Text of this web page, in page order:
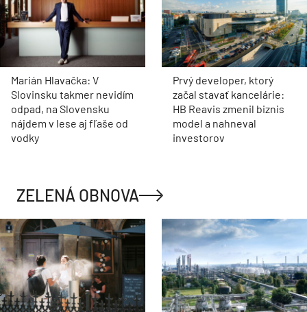
Marián Hlavačka: V
Slovinsku takmer nevidím
odpad, na Slovensku
nájdem v lese aj fľaše od
vodky
Prvý developer, ktorý
začal stavať kancelárie:
HB Reavis zmenil biznis
model a nahneval
investorov
ZELENÁ OBNOVA